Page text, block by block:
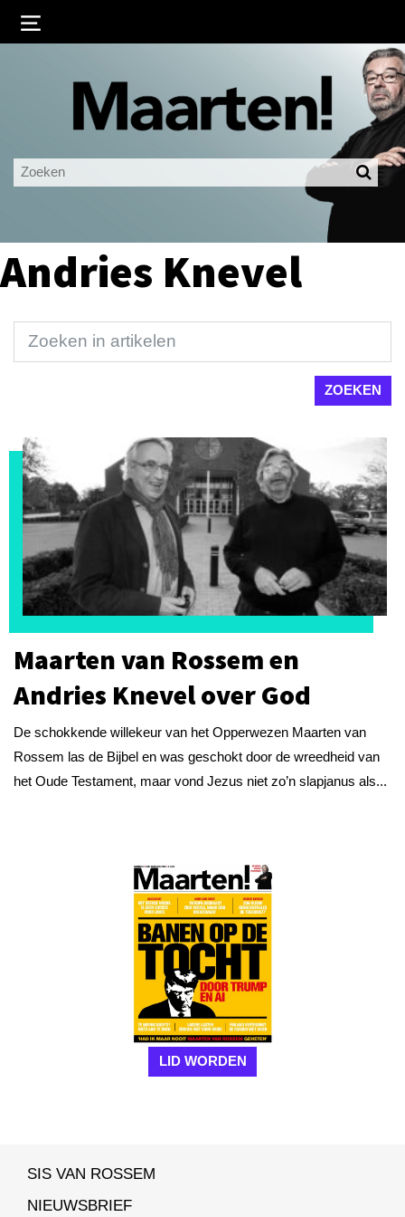
Ingelogd blijven
LOGIN
Andries Knevel
Maarten van Rossem en
Andries Knevel over God
De schokkende willekeur van het Opperwezen Maarten van
Rossem las de Bijbel en was geschokt door de wreedheid van
het Oude Testament, maar vond Jezus niet zo’n slapjanus als...
LID WORDEN
SIS VAN ROSSEM
NIEUWSBRIEF